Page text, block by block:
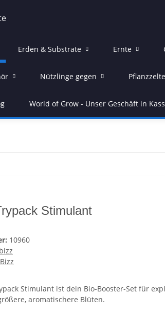
Erden & Substrate Ernte
Nützlinge gegen
World of Grow - Unser Geschäft in
Stimulant
10960
Stimulant ist dein Bio-Booster-Set für
aromatischere Blüten.